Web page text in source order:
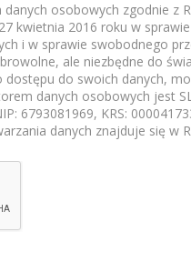
osobowych zgodnie z
kwietnia 2016 roku w
i w sprawie swobodnego
ale niezbędne do
do swoich danych,
danych osobowych jest
6793081969, KRS:
danych znajduje się w